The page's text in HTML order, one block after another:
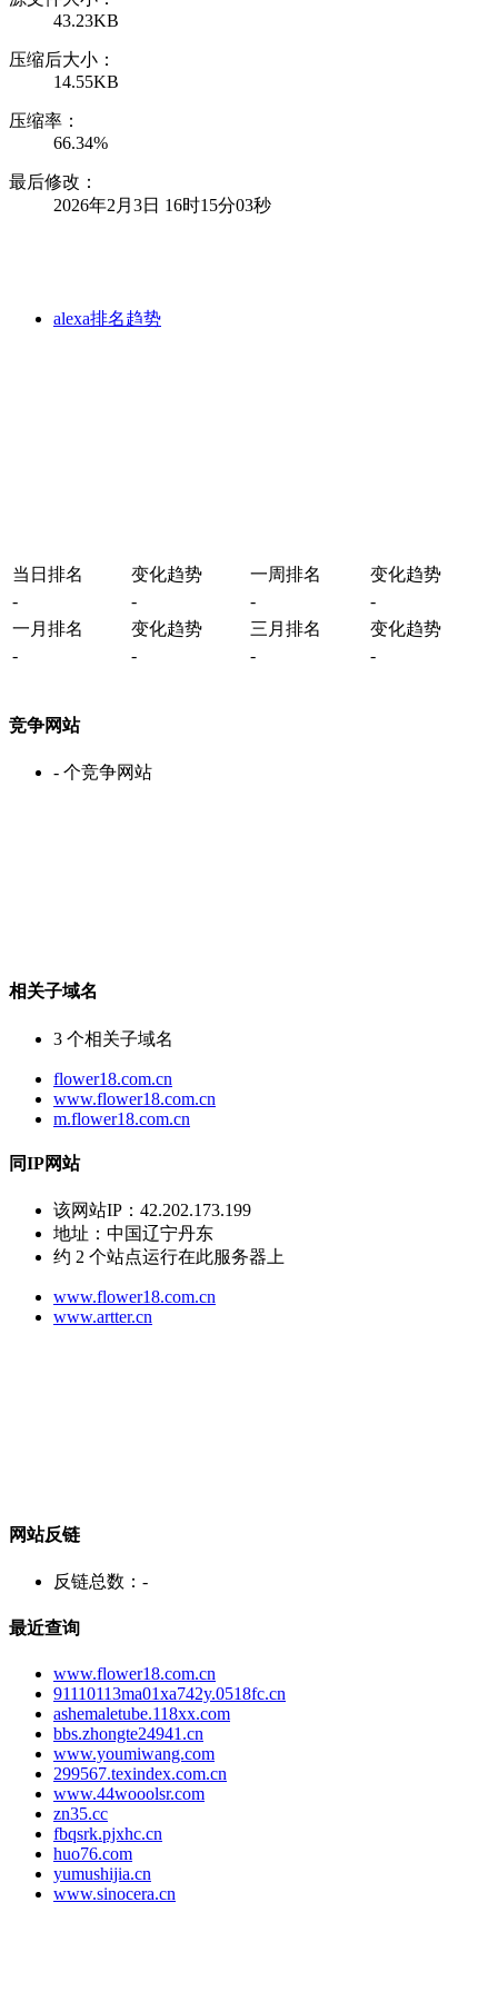
43.23KB
压缩后大小：
14.55KB
压缩率：
66.34%
最后修改：
2026年2月3日 16时15分03秒
alexa排名趋势
当日排名 变化趋势 一周排名
变化趋势
-
- -
-
一月排名
变化趋势 三月排名
变化趋势
-
- - -
竞争网站
- 个竞争网站
相关子域名
3 个相关子域名
flower18.com.cn
www.flower18.com.cn
m.flower18.com.cn
同IP网站
该网站IP： 42.202.173.199
地址： 中国辽宁丹东
约 2 个站点运行在此服务器上
www.flower18.com.cn
www.artter.cn
网站反链
反链总数： -
最近查询
www.flower18.com.cn
91110113ma01xa742y.0518fc.cn
ashemaletube.118xx.com
bbs.zhongte24941.cn
www.youmiwang.com
299567.texindex.com.cn
www.44wooolsr.com
zn35.cc
fbqsrk.pjxhc.cn
huo76.com
yumushijia.cn
www.sinocera.cn